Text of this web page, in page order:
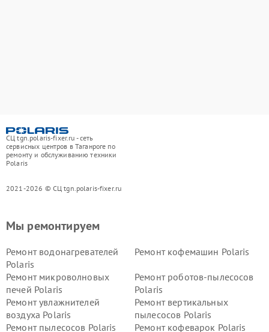
СЦ tgn.polaris-fixer.ru - сеть
сервисных центров в Таганроге по
ремонту и обслуживанию техники
Polaris
2021-2026 © СЦ tgn.polaris-fixer.ru
Мы ремонтируем
Ремонт водонагревателей
Polaris
Ремонт кофемашин Polaris
Ремонт микроволновых
печей Polaris
Ремонт роботов-пылесосов
Polaris
Ремонт увлажнителей
воздуха Polaris
Ремонт вертикальных
пылесосов Polaris
Ремонт пылесосов Polaris
Ремонт кофеварок Polaris